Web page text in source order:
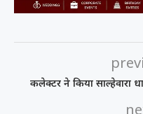
कलेक्टर ने किया साल्हेवारा